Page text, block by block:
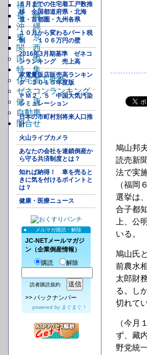
福 岡
長 崎
沖 縄
東 京
関 西
国 際
特 集
住宅着工件数
ゼネコンランキング
健 康
自動車
問合せ
６月までの住宅着工戸数推
移 全国都道府県・北海
道・首都圏・九州各県
１０月から変わるパート税
制 １０６万円の壁
2016年3月期基準 ゼネコ
ンランキング 売上高
家電量販店販売高ランキン
グ ２０１５年度版
ＰＭ２．５ 中国大気汚染
シミュレーション
日本の市町村別将来人口推
計
火山ライブカメラ
あなたの会社を連鎖倒産か
ら守る共済制度とは？
知れば納得！ 車を売ると
きに気を付けるポイントと
は？
健康・医療ニュース
メルマガ購読・解除
JC-NETメールマガジ
ン（企業倒産情報）
購読
解除
読者購読規約
>> バックナンバー
powered by まぐまぐ！
鳩山邦
読売新
法で実
（福岡
選挙は
合子都
上、公
いる。
鳩山氏
前農水
太郎財
る。し
切れて
（今月
ず、藏
野党統